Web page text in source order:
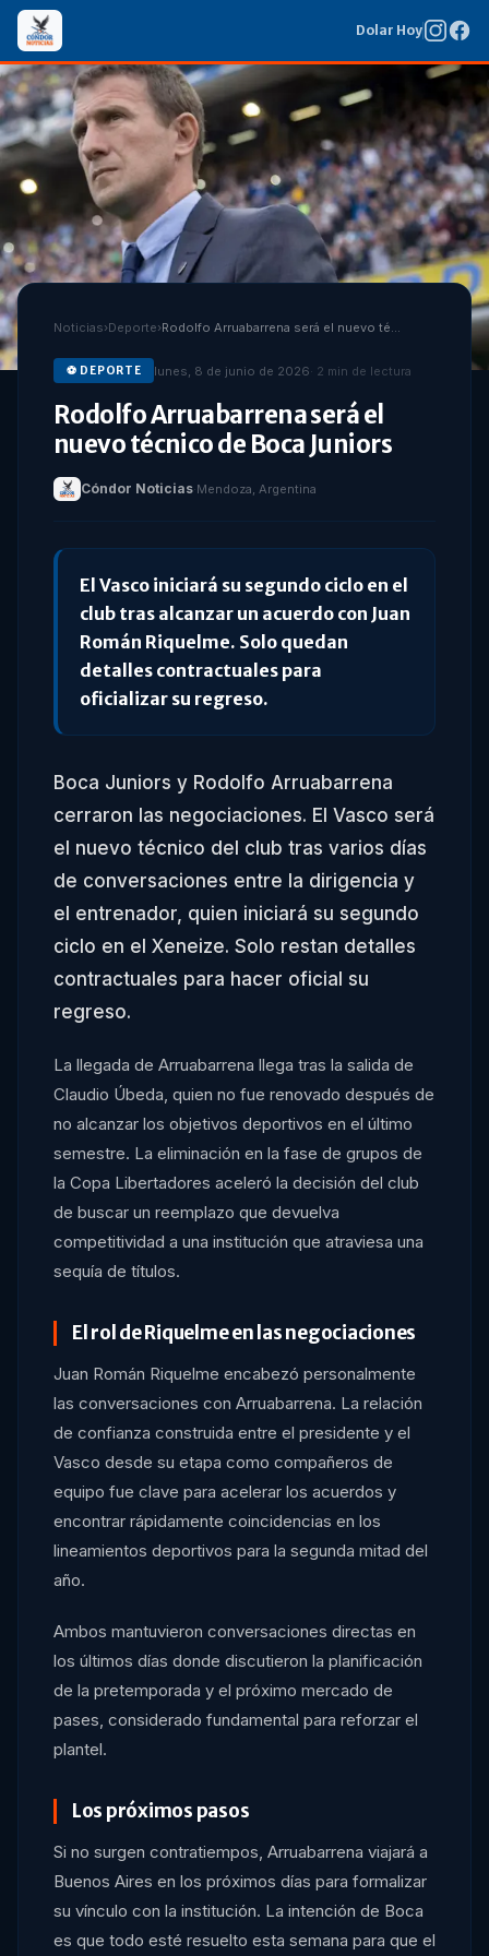
Dolar Hoy
Noticias›Deporte› Rodolfo Arruabarrena será el nuevo técnico de Boca Juniors
⚽ DEPORTE lunes, 8 de junio de 2026· 2 min de lectura
Rodolfo Arruabarrena será el
nuevo técnico de Boca Juniors
Cóndor Noticias·Mendoza, Argentina
El Vasco iniciará su segundo ciclo en el
club tras alcanzar un acuerdo con Juan
Román Riquelme. Solo quedan
detalles contractuales para
oficializar su regreso.
Boca Juniors y Rodolfo Arruabarrena
cerraron las negociaciones. El Vasco será
el nuevo técnico del club tras varios días
de conversaciones entre la dirigencia y
el entrenador, quien iniciará su segundo
ciclo en el Xeneize. Solo restan detalles
contractuales para hacer oficial su
regreso.
La llegada de Arruabarrena llega tras la salida de
Claudio Úbeda, quien no fue renovado después de
no alcanzar los objetivos deportivos en el último
semestre. La eliminación en la fase de grupos de
la Copa Libertadores aceleró la decisión del club
de buscar un reemplazo que devuelva
competitividad a una institución que atraviesa una
sequía de títulos.
El rol de Riquelme en las negociaciones
Juan Román Riquelme encabezó personalmente
las conversaciones con Arruabarrena. La relación
de confianza construida entre el presidente y el
Vasco desde su etapa como compañeros de
equipo fue clave para acelerar los acuerdos y
encontrar rápidamente coincidencias en los
lineamientos deportivos para la segunda mitad del
año.
Ambos mantuvieron conversaciones directas en
los últimos días donde discutieron la planificación
de la pretemporada y el próximo mercado de
pases, considerado fundamental para reforzar el
plantel.
Los próximos pasos
Si no surgen contratiempos, Arruabarrena viajará a
Buenos Aires en los próximos días para formalizar
su vínculo con la institución. La intención de Boca
es que todo esté resuelto esta semana para que el